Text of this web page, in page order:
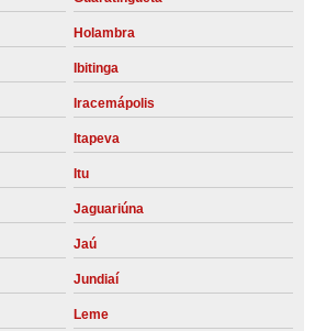
Holambra
Ibitinga
Iracemápolis
Itapeva
Itu
Jaguariúna
Jaú
Jundiaí
Leme